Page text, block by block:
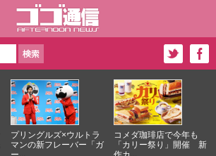
プリングルズ×ウルトラ
マンの新フレーバー「ガ
コメダ珈琲店で今年も
「カリー祭り」開催 新